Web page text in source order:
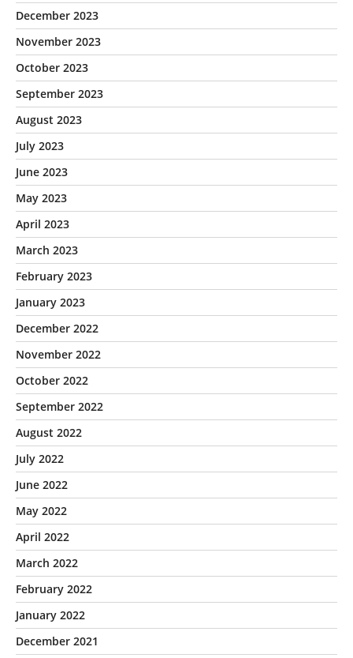
December 2023
November 2023
October 2023
September 2023
August 2023
July 2023
June 2023
May 2023
April 2023
March 2023
February 2023
January 2023
December 2022
November 2022
October 2022
September 2022
August 2022
July 2022
June 2022
May 2022
April 2022
March 2022
February 2022
January 2022
December 2021